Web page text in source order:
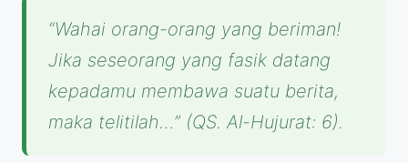
“Wahai orang-orang yang beriman!
Jika seseorang yang fasik datang
kepadamu membawa suatu berita,
maka telitilah…” (QS. Al-Hujurat: 6).